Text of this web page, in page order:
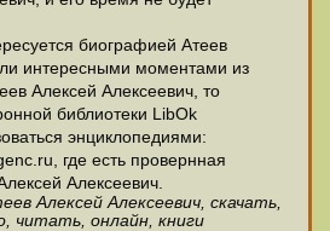
биографией Атеев
интересными моментами из
Алексей Алексеевич, то
библиотеки LibOk
энциклопедиями:
где есть провернная
Алексеевич.
Алексей Алексеевич, скачать,
читать, онлайн, книги